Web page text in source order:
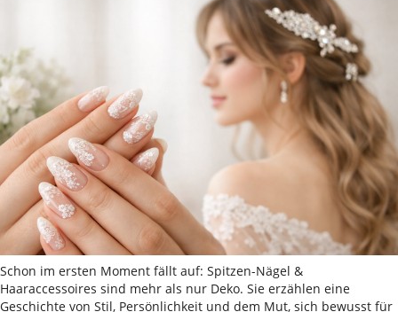
Schon im ersten Moment fällt auf: Spitzen-Nägel &
Haaraccessoires sind mehr als nur Deko. Sie erzählen eine
Geschichte von Stil, Persönlichkeit und dem Mut, sich bewusst für